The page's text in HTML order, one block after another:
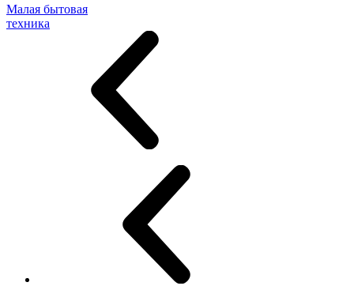
Малая бытовая
техника